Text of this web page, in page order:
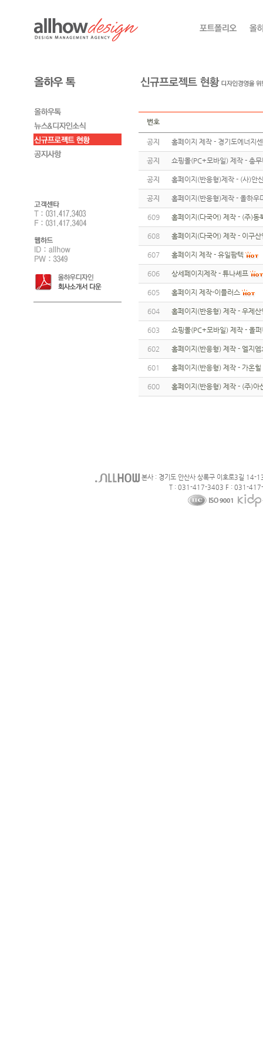
번호
공지 홈페이지 제작 - 경기도에너지
공지 쇼핑몰(PC+모바일) 제작 - 총
공지 홈페이지(반응형)제작 - (사)안
공지 홈페이지(반응형)제작 - 올하우
609 홈페이지(다국어) 제작 - (주)동
608 홈페이지(다국어) 제작 - 이구산
607 홈페이지 제작 - 유일팜텍
606 상세페이지제작 - 튜나셰프
605 홈페이지 제작-이플러스
604 홈페이지(반응형) 제작 - 우제산
603 쇼핑몰(PC+모바일) 제작 - 올
602 홈페이지(반응형) 제작 - 엘지엠
601 홈페이지(반응형) 제작 - 가온힐
600 홈페이지(반응형) 제작 - (주)아
본사 : 경기도 안산사 상록구 이호로3길 14-
T : 031-417-3403 F : 031-